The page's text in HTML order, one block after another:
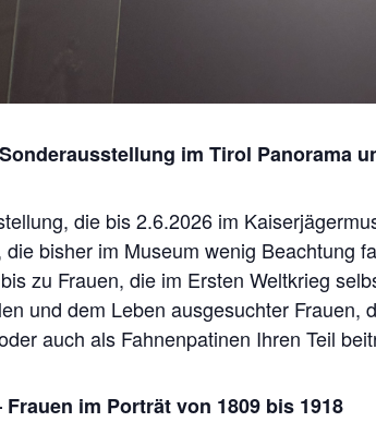
im Tirol Panorama
die bis 2.6.2026 im
bisher im Museum wenig Beachtung
zu Frauen, die im Ersten Weltkrieg
und dem Leben ausgesuchter Frauen,
auch als Fahnenpatinen Ihren Teil
im Porträt von 1809 bis 1918